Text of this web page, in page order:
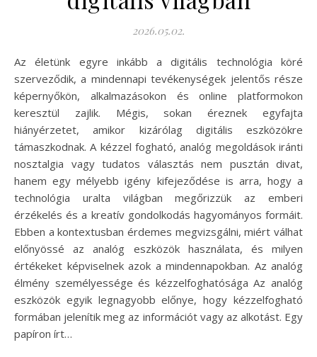
2026.05.02.
Az életünk egyre inkább a digitális technológia köré
szerveződik, a mindennapi tevékenységek jelentős része
képernyőkön, alkalmazásokon és online platformokon
keresztül zajlik. Mégis, sokan éreznek egyfajta
hiányérzetet, amikor kizárólag digitális eszközökre
támaszkodnak. A kézzel fogható, analóg megoldások iránti
nosztalgia vagy tudatos választás nem pusztán divat,
hanem egy mélyebb igény kifejeződése is arra, hogy a
technológia uralta világban megőrizzük az emberi
érzékelés és a kreatív gondolkodás hagyományos formáit.
Ebben a kontextusban érdemes megvizsgálni, miért válhat
előnyössé az analóg eszközök használata, és milyen
értékeket képviselnek azok a mindennapokban. Az analóg
élmény személyessége és kézzelfoghatósága Az analóg
eszközök egyik legnagyobb előnye, hogy kézzelfogható
formában jelenítik meg az információt vagy az alkotást. Egy
papíron írt…